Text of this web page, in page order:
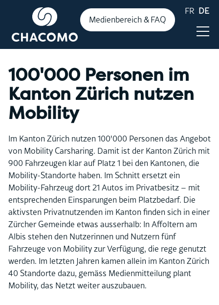
Medienbereich & FAQ
FR DE
Aktuelles
Publikationen
Zahlen & Fakten
Events
Über uns
100'000 Personen im
Kanton Zürich nutzen
Mobility
Im Kanton Zürich nutzen 100'000 Personen das Angebot
von Mobility Carsharing. Damit ist der Kanton Zürich mit
900 Fahrzeugen klar auf Platz 1 bei den Kantonen, die
Mobility-Standorte haben. Im Schnitt ersetzt ein
Mobility-Fahrzeug dort 21 Autos im Privatbesitz – mit
entsprechenden Einsparungen beim Platzbedarf. Die
aktivsten Privatnutzenden im Kanton finden sich in einer
Zürcher Gemeinde etwas ausserhalb: In Affoltern am
Albis stehen den Nutzerinnen und Nutzern fünf
Fahrzeuge von Mobility zur Verfügung, die rege genutzt
werden. Im letzten Jahren kamen allein im Kanton Zürich
40 Standorte dazu, gemäss Medienmitteilung plant
Mobility, das Netzt weiter auszubauen.